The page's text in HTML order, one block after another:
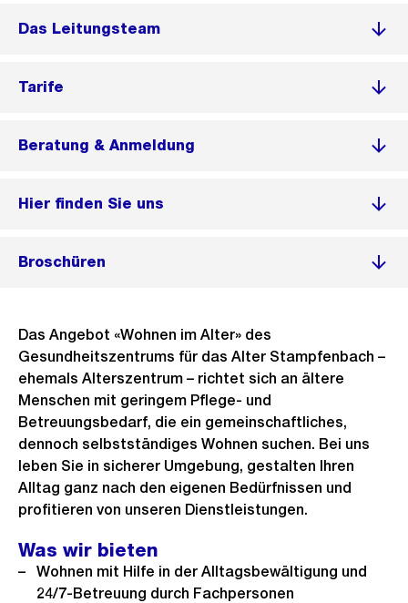
Das Leitungsteam
Tarife
Beratung & Anmeldung
Hier finden Sie uns
Broschüren
Das Angebot «Wohnen im Alter» des
Gesundheitszentrums für das Alter Stampfenbach –
ehemals Alterszentrum – richtet sich an ältere
Menschen mit geringem Pflege- und
Betreuungsbedarf, die ein gemeinschaftliches,
dennoch selbstständiges Wohnen suchen. Bei uns
leben Sie in sicherer Umgebung, gestalten Ihren
Alltag ganz nach den eigenen Bedürfnissen und
profitieren von unseren Dienstleistungen.
Was wir bieten
Wohnen mit Hilfe in der Alltagsbewältigung und
24/7-Betreuung durch Fachpersonen